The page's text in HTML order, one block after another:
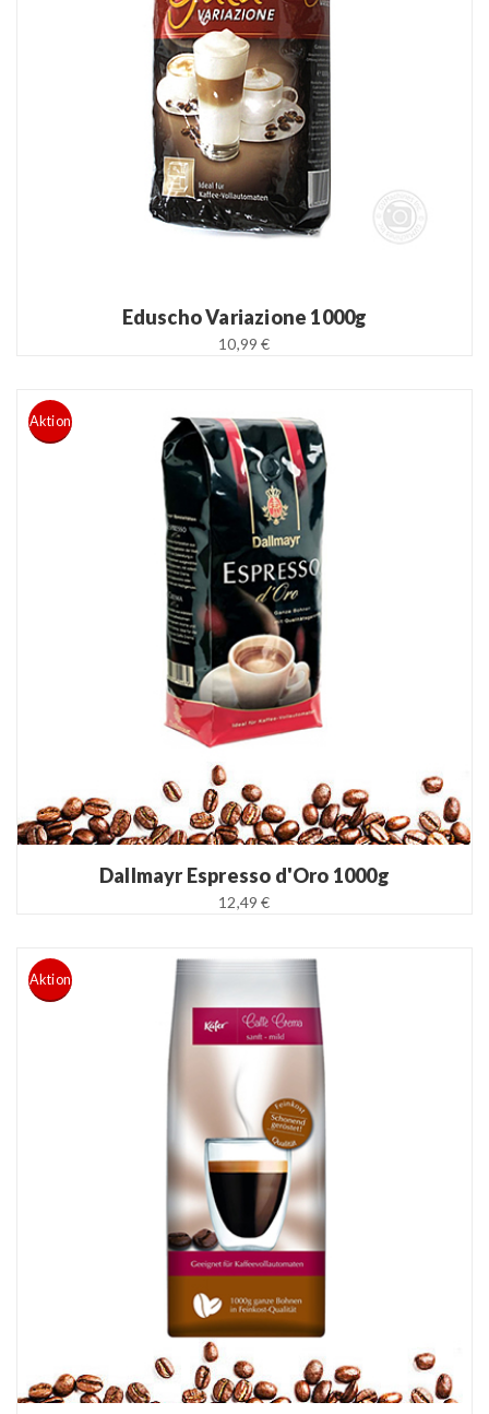
READ MORE
Eduscho Variazione 1000g
10,99 €
READ MORE
Dallmayr Espresso d'Oro 1000g
Aktion
12,49 €
READ MORE
Aktion